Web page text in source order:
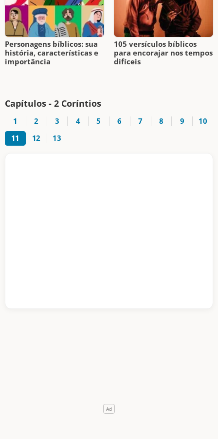
Personagens bíblicos: sua
história, características e
importância
105 versículos bíblicos
para encorajar nos tempos
difíceis
Capítulos - 2 Coríntios
1 2 3 4 5 6 7 8 9
10
11
12 13